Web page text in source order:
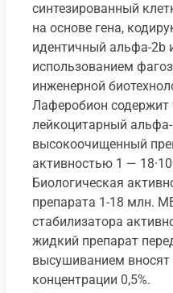
синтезированный
на основе гена,
идентичный альфа-2b
использованием
инженерной
Лаферобион содержит
лейкоцитарный
высокоочищенный
активностью 1 —
Биологическая
препарата 1-18 млн.
стабилизатора
жидкий препарат
высушиванием
концентрации 0,5%.